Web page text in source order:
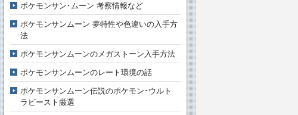
ポケモンサン･ムーン 考察情報など
ポケモンサンムーン 夢特性や色違いの入手方
法
ポケモンサンムーンのメガストーン入手方法
ポケモンサンムーンのレート環境の話
ポケモンサンムーン伝説のポケモン･ウルト
ラビースト厳選